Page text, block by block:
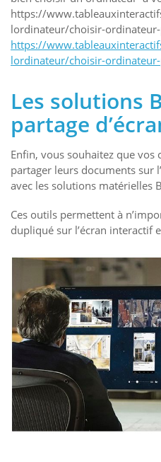
https://
lordinateur/choisir-
https://
lordinateur/choisir-
Les solutions
partage
Enfin, vous souhaitez que
partager leurs documents sur
avec les solutions matérielles
Ces outils permettent à
dupliqué sur l’écran interactif